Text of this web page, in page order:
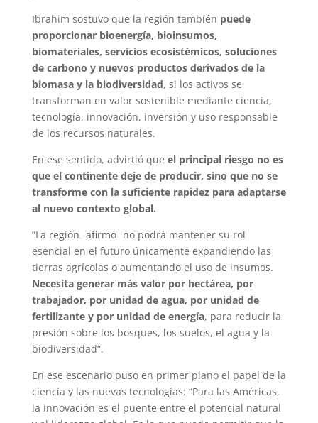
Ibrahim sostuvo que la región también puede
proporcionar bioenergía, bioinsumos,
biomateriales, servicios ecosistémicos, soluciones
de carbono y nuevos productos derivados de la
biomasa y la biodiversidad, si los activos se
transforman en valor sostenible mediante ciencia,
tecnología, innovación, inversión y uso responsable
de los recursos naturales.
En ese sentido, advirtió que el principal riesgo no es
que el continente deje de producir, sino que no se
transforme con la suficiente rapidez para adaptarse
al nuevo contexto global.
“La región -afirmó- no podrá mantener su rol
esencial en el futuro únicamente expandiendo las
tierras agrícolas o aumentando el uso de insumos.
Necesita generar más valor por hectárea, por
trabajador, por unidad de agua, por unidad de
fertilizante y por unidad de energía, para reducir la
presión sobre los bosques, los suelos, el agua y la
biodiversidad”.
En ese escenario puso en primer plano el papel de la
ciencia y las nuevas tecnologías: “Para las Américas,
la innovación es el puente entre el potencial natural